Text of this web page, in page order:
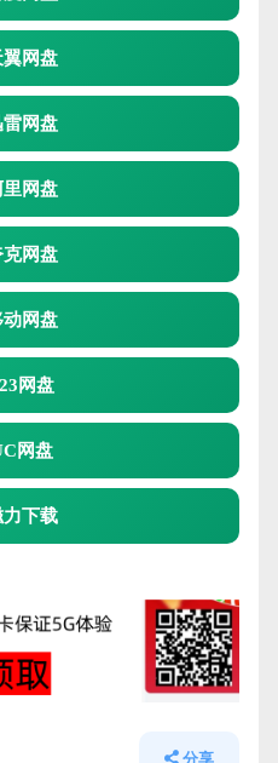
翼网盘
雷网盘
里网盘
克网盘
动网盘
网盘
网盘
力下载
分享